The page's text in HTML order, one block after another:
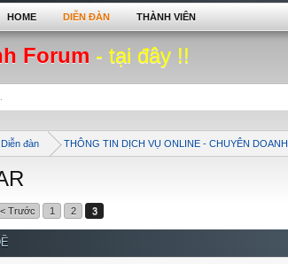
Forum - tại đây !!
Diễn đàn THÔNG TIN DỊCH VỤ ONLINE - CHUYÊN DOANH
< Trước 1 2 3
HOME DIỄN ĐÀN THÀNH VIÊN